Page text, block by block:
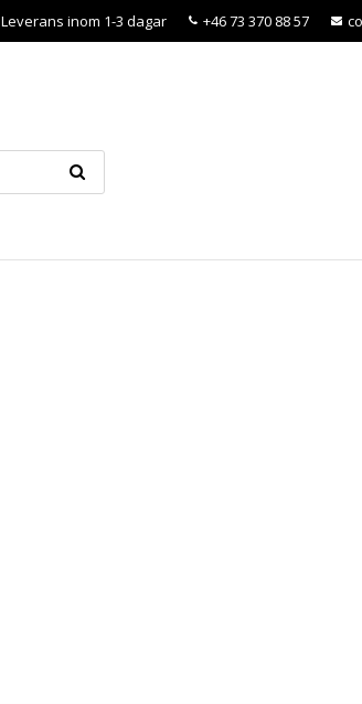
Leverans inom 1-3 dagar +46 73 370 88 57